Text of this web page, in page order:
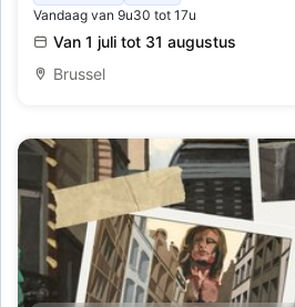
Vandaag van 9u30 tot 17u
Van 1 juli tot 31 augustus
Brussel